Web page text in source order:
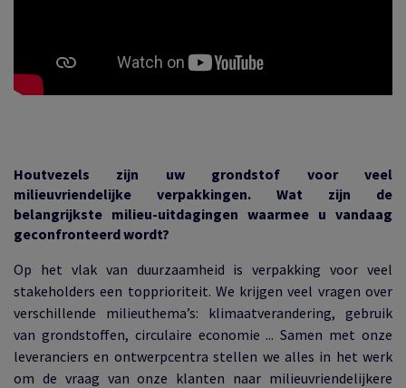
Houtvezels zijn uw grondstof voor veel
milieuvriendelijke verpakkingen. Wat zijn de
belangrijkste milieu-uitdagingen waarmee u vandaag
geconfronteerd wordt?
Op het vlak van duurzaamheid is verpakking voor veel
stakeholders een topprioriteit. We krijgen veel vragen over
verschillende milieuthema’s: klimaatverandering, gebruik
van grondstoffen, circulaire economie ... Samen met onze
leveranciers en ontwerpcentra stellen we alles in het werk
om de vraag van onze klanten naar milieuvriendelijkere